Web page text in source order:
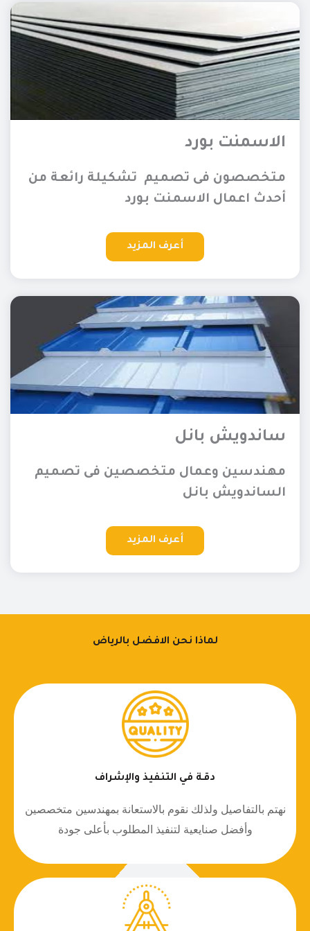
الاسمنت بورد
متخصصون فى تصميم تشكيلة رائعة من
أحدث اعمال الاسمنت بورد
أعرف المزيد
ساندويش بانل
مهندسين وعمال متخصصين فى تصميم
الساندويش بانل
أعرف المزيد
لماذا نحن الافضل بالرياض
دقـة في التنفيذ والإشراف
نهتم بالتفاصيل ولذلك نقوم بالاستعانة بمهندسين متخصصين
وأفضل صنايعية لتنفيذ المطلوب بأعلى جودة